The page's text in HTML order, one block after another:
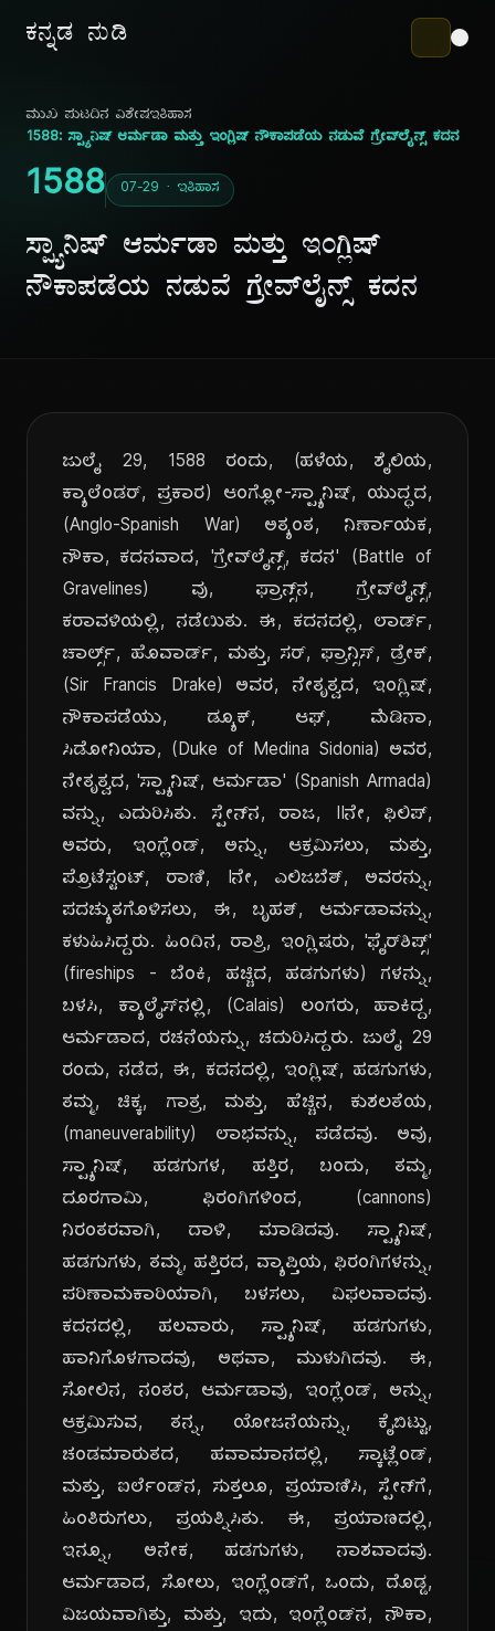
ಕನ್ನಡ ನುಡಿ
ಮುಖ ಪುಟದಿನ ವಿಶೇಷಇತಿಹಾಸ
1588: ಸ್ಪ್ಯಾನಿಷ್ ಆರ್ಮಡಾ ಮತ್ತು ಇಂಗ್ಲಿಷ್ ನೌಕಾಪಡೆಯ ನಡುವೆ ಗ್ರೇವ್‌ಲೈನ್ಸ್ ಕದನ
1588 07-29 · ಇತಿಹಾಸ
ಸ್ಪ್ಯಾನಿಷ್ ಆರ್ಮಡಾ ಮತ್ತು ಇಂಗ್ಲಿಷ್
ನೌಕಾಪಡೆಯ ನಡುವೆ ಗ್ರೇವ್‌ಲೈನ್ಸ್ ಕದನ
ಜುಲೈ 29, 1588 ರಂದು, (ಹಳೆಯ, ಶೈಲಿಯ,
ಕ್ಯಾಲೆಂಡರ್, ಪ್ರಕಾರ) ಆಂಗ್ಲೋ-ಸ್ಪ್ಯಾನಿಷ್, ಯುದ್ಧದ,
(Anglo-Spanish War) ಅತ್ಯಂತ, ನಿರ್ಣಾಯಕ,
ನೌಕಾ, ಕದನವಾದ, 'ಗ್ರೇವ್‌ಲೈನ್ಸ್, ಕದನ' (Battle of
Gravelines) ವು, ಫ್ರಾನ್ಸ್‌ನ, ಗ್ರೇವ್‌ಲೈನ್ಸ್,
ಕರಾವಳಿಯಲ್ಲಿ, ನಡೆಯಿತು. ಈ, ಕದನದಲ್ಲಿ, ಲಾರ್ಡ್,
ಚಾರ್ಲ್ಸ್, ಹೊವಾರ್ಡ್, ಮತ್ತು, ಸರ್, ಫ್ರಾನ್ಸಿಸ್, ಡ್ರೇಕ್,
(Sir Francis Drake) ಅವರ, ನೇತೃತ್ವದ, ಇಂಗ್ಲಿಷ್,
ನೌಕಾಪಡೆಯು, ಡ್ಯೂಕ್, ಆಫ್, ಮೆಡಿನಾ,
ಸಿಡೋನಿಯಾ, (Duke of Medina Sidonia) ಅವರ,
ನೇತೃತ್ವದ, 'ಸ್ಪ್ಯಾನಿಷ್, ಆರ್ಮಡಾ' (Spanish Armada)
ವನ್ನು, ಎದುರಿಸಿತು. ಸ್ಪೇನ್‌ನ, ರಾಜ, IIನೇ, ಫಿಲಿಪ್,
ಅವರು, ಇಂಗ್ಲೆಂಡ್, ಅನ್ನು, ಆಕ್ರಮಿಸಲು, ಮತ್ತು,
ಪ್ರೊಟೆಸ್ಟಂಟ್, ರಾಣಿ, Iನೇ, ಎಲಿಜಬೆತ್, ಅವರನ್ನು,
ಪದಚ್ಯುತಗೊಳಿಸಲು, ಈ, ಬೃಹತ್, ಆರ್ಮಡಾವನ್ನು,
ಕಳುಹಿಸಿದ್ದರು. ಹಿಂದಿನ, ರಾತ್ರಿ, ಇಂಗ್ಲಿಷರು, 'ಫೈರ್‌ಶಿಪ್ಸ್'
(fireships - ಬೆಂಕಿ, ಹಚ್ಚಿದ, ಹಡಗುಗಳು) ಗಳನ್ನು,
ಬಳಸಿ, ಕ್ಯಾಲೈಸ್‌ನಲ್ಲಿ, (Calais) ಲಂಗರು, ಹಾಕಿದ್ದ,
ಆರ್ಮಡಾದ, ರಚನೆಯನ್ನು, ಚದುರಿಸಿದ್ದರು. ಜುಲೈ 29
ರಂದು, ನಡೆದ, ಈ, ಕದನದಲ್ಲಿ, ಇಂಗ್ಲಿಷ್, ಹಡಗುಗಳು,
ತಮ್ಮ, ಚಿಕ್ಕ, ಗಾತ್ರ, ಮತ್ತು, ಹೆಚ್ಚಿನ, ಕುಶಲತೆಯ,
(maneuverability) ಲಾಭವನ್ನು, ಪಡೆದವು. ಅವು,
ಸ್ಪ್ಯಾನಿಷ್, ಹಡಗುಗಳ, ಹತ್ತಿರ, ಬಂದು, ತಮ್ಮ,
ದೂರಗಾಮಿ, ಫಿರಂಗಿಗಳಿಂದ, (cannons)
ನಿರಂತರವಾಗಿ, ದಾಳಿ, ಮಾಡಿದವು. ಸ್ಪ್ಯಾನಿಷ್,
ಹಡಗುಗಳು, ತಮ್ಮ, ಹತ್ತಿರದ, ವ್ಯಾಪ್ತಿಯ, ಫಿರಂಗಿಗಳನ್ನು,
ಪರಿಣಾಮಕಾರಿಯಾಗಿ, ಬಳಸಲು, ವಿಫಲವಾದವು.
ಕದನದಲ್ಲಿ, ಹಲವಾರು, ಸ್ಪ್ಯಾನಿಷ್, ಹಡಗುಗಳು,
ಹಾನಿಗೊಳಗಾದವು, ಅಥವಾ, ಮುಳುಗಿದವು. ಈ,
ಸೋಲಿನ, ನಂತರ, ಆರ್ಮಡಾವು, ಇಂಗ್ಲೆಂಡ್, ಅನ್ನು,
ಆಕ್ರಮಿಸುವ, ತನ್ನ, ಯೋಜನೆಯನ್ನು, ಕೈಬಿಟ್ಟು,
ಚಂಡಮಾರುತದ, ಹವಾಮಾನದಲ್ಲಿ, ಸ್ಕಾಟ್ಲೆಂಡ್,
ಮತ್ತು, ಐರ್ಲೆಂಡ್‌ನ, ಸುತ್ತಲೂ, ಪ್ರಯಾಣಿಸಿ, ಸ್ಪೇನ್‌ಗೆ,
ಹಿಂತಿರುಗಲು, ಪ್ರಯತ್ನಿಸಿತು. ಈ, ಪ್ರಯಾಣದಲ್ಲಿ,
ಇನ್ನೂ, ಅನೇಕ, ಹಡಗುಗಳು, ನಾಶವಾದವು.
ಆರ್ಮಡಾದ, ಸೋಲು, ಇಂಗ್ಲೆಂಡ್‌ಗೆ, ಒಂದು, ದೊಡ್ಡ,
ವಿಜಯವಾಗಿತ್ತು, ಮತ್ತು, ಇದು, ಇಂಗ್ಲೆಂಡ್‌ನ, ನೌಕಾ,